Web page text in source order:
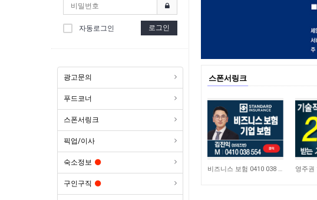
자동로그인 로그인
광고문의
푸드코너
스폰서링크
픽업/이사
숙소정보
구인구직
스폰서링크
4,648 비즈니스 보험 0410 038 554